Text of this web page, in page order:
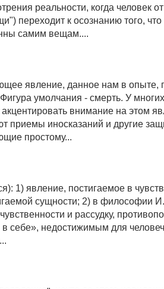
реальности, когда человек
переходит к осознанию того,
самим вещам....
явление, данное нам в опыте,
умолчания - смерть. У
внимание на этом
приемы иносказаний и другие
простому...
1) явление, постигаемое в
сущности; 2) в философии
и рассудку,
себе», недостижимым для